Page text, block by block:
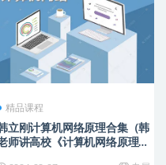
精品课程
立刚计算机网络原理合集（韩
师讲高校《计算机网络原理》